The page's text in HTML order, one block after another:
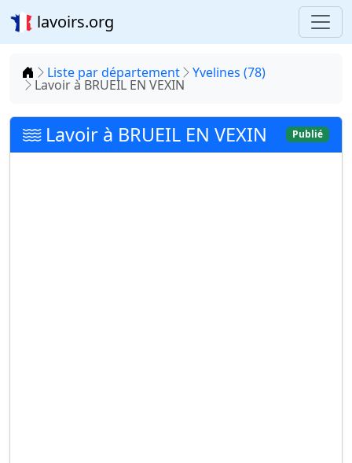
lavoirs.org
Accueil
Liste par département Yvelines (78)
Lavoir à BRUEIL EN VEXIN
Lavoir à BRUEIL EN VEXIN Publié